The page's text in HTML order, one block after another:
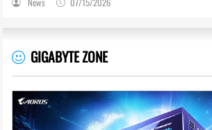
GIGABYTE ZONE